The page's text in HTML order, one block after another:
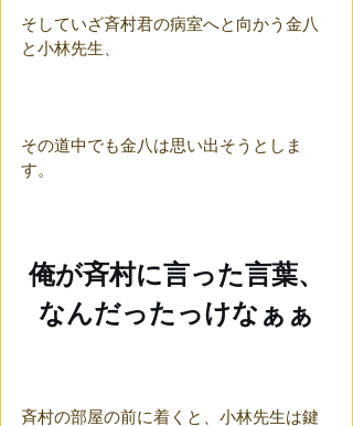
そしていざ斉村君の病室へと向かう金八
と小林先生、
その道中でも金八は思い出そうとしま
す。
俺が斉村に言った言葉、
なんだったっけなぁぁ
斉村の部屋の前に着くと、小林先生は鍵